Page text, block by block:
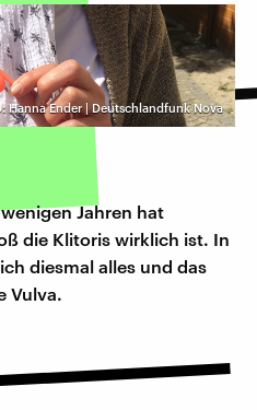
Hanna Ender | Deutschlandfunk Nova
Jahren hat
die Klitoris wirklich ist. In
diesmal alles und das
Vulva.